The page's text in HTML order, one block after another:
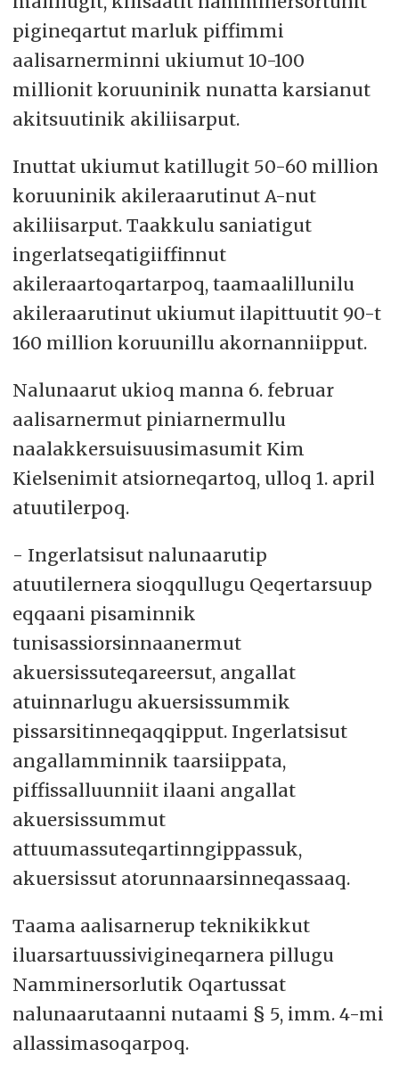
pigineqartut marluk piffimmi
aalisarnerminni ukiumut 10-100
millionit koruuninik nunatta karsianut
akitsuutinik akiliisarput.
Inuttat ukiumut katillugit 50-60 million
koruuninik akileraarutinut A-nut
akiliisarput. Taakkulu saniatigut
ingerlatseqatigiiffinnut
akileraartoqartarpoq, taamaalillunilu
akileraarutinut ukiumut ilapittuutit 90-t
160 million koruunillu akornanniipput.
Nalunaarut ukioq manna 6. februar
aalisarnermut piniarnermullu
naalakkersuisuusimasumit Kim
Kielsenimit atsiorneqartoq, ulloq 1. april
atuutilerpoq.
- Ingerlatsisut nalunaarutip
atuutilernera sioqqullugu Qeqertarsuup
eqqaani pisaminnik
tunisassiorsinnaanermut
akuersissuteqareersut, angallat
atuinnarlugu akuersissummik
pissarsitinneqaqqipput. Ingerlatsisut
angallamminnik taarsiippata,
piffissalluunniit ilaani angallat
akuersissummut
attuumassuteqartinngippassuk,
akuersissut atorunnaarsinneqassaaq.
Taama aalisarnerup teknikikkut
iluarsartuussivigineqarnera pillugu
Namminersorlutik Oqartussat
nalunaarutaanni nutaami § 5, imm. 4-mi
allassimasoqarpoq.